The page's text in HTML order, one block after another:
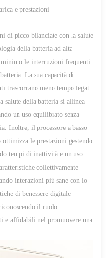
e prestazioni
di picco bilanciate con la salute
della batteria ad alta
le interruzioni frequenti
La sua capacità di
trascorrano meno tempo legati
salute della batteria si allinea
un uso equilibrato senza
Inoltre, il processore a basso
le prestazioni gestendo
tempi di inattività e un uso
collettivamente
interazioni più sane con lo
di benessere digitale
il ruolo
e affidabili nel promuovere una